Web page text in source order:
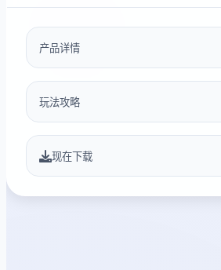
产品详情
玩法攻略
现在下载